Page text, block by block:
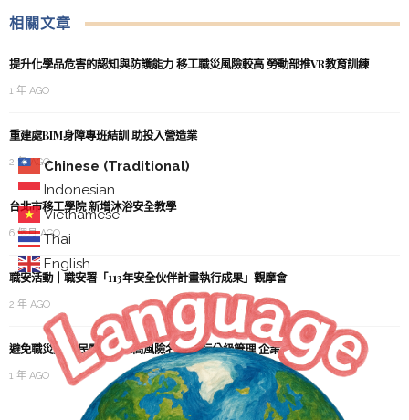
Chinese (Traditional)
Indonesian
Vietnamese
Thai
English
相關文章
提升化學品危害的認知與防護能力 移工職災風險較高 勞動部推VR教育訓練
1 年 AGO
重建處BIM身障專班結訓 助投入營造業
2 年 AGO
台北市移工學院 新增沐浴安全教學
6 個月 AGO
職安活動｜職安署「113年安全伙伴計畫執行成果」觀摩會
2 年 AGO
避免職災重演 民團提建立高風險名單 進行分級管理 企業應落實在職訓練
1 年 AGO